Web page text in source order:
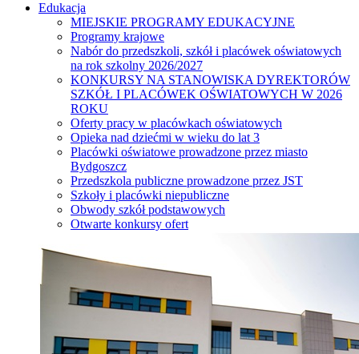
Edukacja
MIEJSKIE PROGRAMY EDUKACYJNE
Programy krajowe
Nabór do przedszkoli, szkół i placówek oświatowych
na rok szkolny 2026/2027
KONKURSY NA STANOWISKA DYREKTORÓW
SZKÓŁ I PLACÓWEK OŚWIATOWYCH W 2026
ROKU
Oferty pracy w placówkach oświatowych
Opieka nad dziećmi w wieku do lat 3
Placówki oświatowe prowadzone przez miasto
Bydgoszcz
Przedszkola publiczne prowadzone przez JST
Szkoły i placówki niepubliczne
Obwody szkół podstawowych
Otwarte konkursy ofert